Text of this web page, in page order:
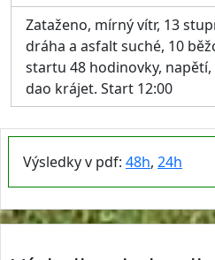
Zataženo, mírný vítr, 13
dráha a asfalt suché, 10
startu 48 hodinovky, napětí,
dao krájet. Start 12:00
Výsledky v pdf: 48h, 24h